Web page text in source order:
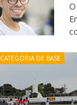
CATEGORIA DE BASE